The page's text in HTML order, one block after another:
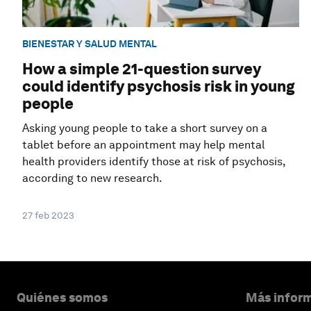
BIENESTAR Y SALUD MENTAL
How a simple 21-question survey
could identify psychosis risk in young
people
Asking young people to take a short survey on a
tablet before an appointment may help mental
health providers identify those at risk of psychosis,
according to new research.
27 feb 2023
Quiénes somos Más